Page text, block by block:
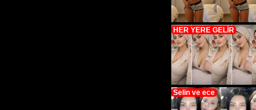
HER YERE GELİR
Selin ve ece